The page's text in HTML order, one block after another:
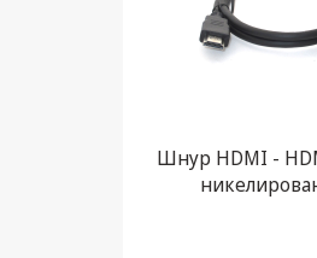
Шнур HDMI -